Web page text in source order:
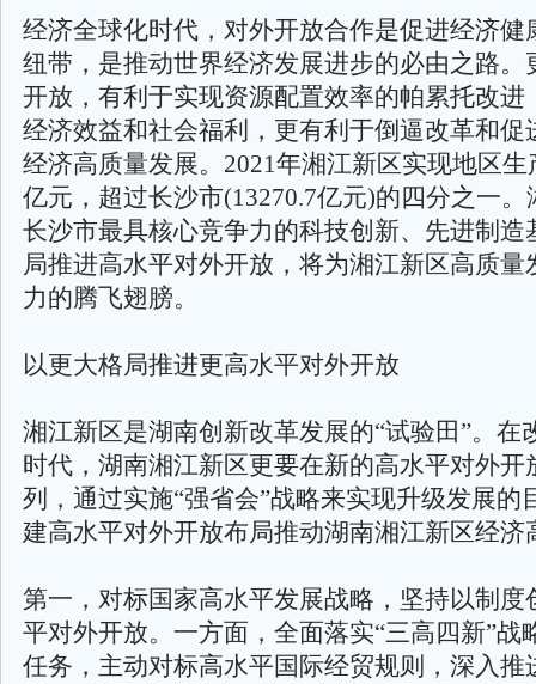
经济全球化时代，对外开放合作是促进经济健
纽带，是推动世界经济发展进步的必由之路。
开放，有利于实现资源配置效率的帕累托改进
经济效益和社会福利，更有利于倒逼改革和促
经济高质量发展。2021年湘江新区实现地区生
亿元，超过长沙市(13270.7亿元)的四分之一
长沙市最具核心竞争力的科技创新、先进制造
局推进高水平对外开放，将为湘江新区高质量
力的腾飞翅膀。
以更大格局推进更高水平对外开放
湘江新区是湖南创新改革发展的“试验田”。在
时代，湖南湘江新区更要在新的高水平对外开
列，通过实施“强省会”战略来实现升级发展的
建高水平对外开放布局推动湖南湘江新区经济
第一，对标国家高水平发展战略，坚持以制度
平对外开放。一方面，全面落实“三高四新”战
任务，主动对标高水平国际经贸规则，深入推